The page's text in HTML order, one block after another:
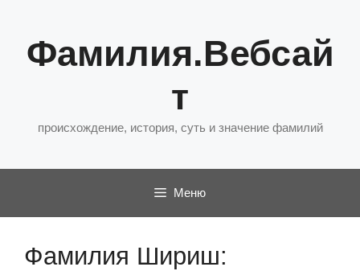
содержимому
Фамилия.Вебсай
т
происхождение, история, суть и значение фамилий
Меню
Фамилия Шириш: